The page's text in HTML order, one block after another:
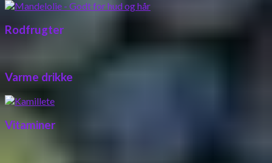
Rodfrugter
Varme drikke
Vitaminer